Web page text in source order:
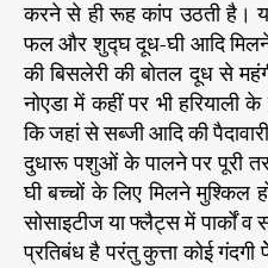
करने से ही रूह कांप उठती है।
फल और शुद्घ दूध-घी आदि मिलने
की बिसलेरी की बोतल दूध से
नोएडा में कहीं पर भी हरियाली
कि जहां से सब्जी आदि की
दुधारू पशुओं के पालने पर पूरी
घी बच्चों के लिए मिलने
सोसाइटीज या फ्लैट्स में पार्कों
प्रतिबंध है परंतु कुत्ता कोई गंदगी